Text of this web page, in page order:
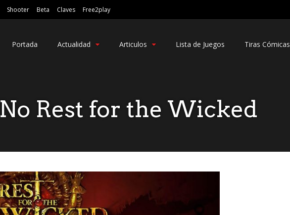
Shooter Beta Claves Free2play
Portada Actualidad Articulos Lista de Juegos Tiras Cómicas
No Rest for the Wicked